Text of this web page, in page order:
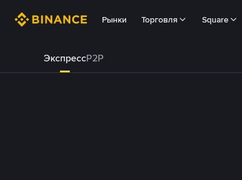
Рынки Торговля Square
ЭкспрессP2P